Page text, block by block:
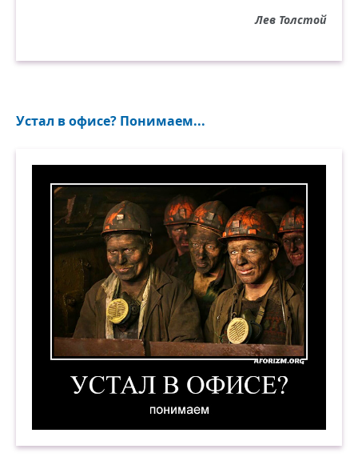
Лев Толстой
Устал в офисе? Понимаем...